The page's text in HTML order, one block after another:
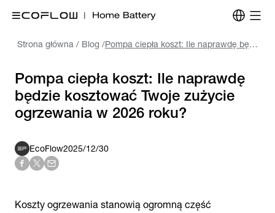
Strona główna / Blog / Pompa ciepła koszt: Ile naprawdę będzie kosztować Twoje zużycie ogrzewania w 2026 roku?
Pompa ciepła koszt: Ile naprawdę
będzie kosztować Twoje zużycie
ogrzewania w 2026 roku?
EcoFlow2025/12/30
Koszty ogrzewania stanowią ogromną część